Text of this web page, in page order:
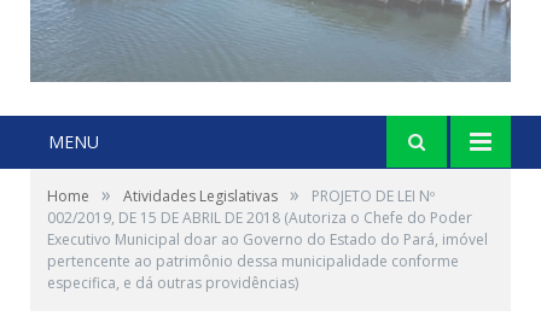
MENU
Home » Atividades Legislativas »
PROJETO DE LEI Nº
002/2019, DE 15 DE ABRIL DE 2018 (Autoriza o Chefe do Poder
Executivo Municipal doar ao Governo do Estado do Pará, imóvel
pertencente ao patrimônio dessa municipalidade conforme
especifica, e dá outras providências)